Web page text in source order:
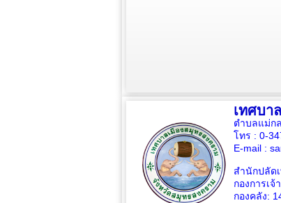
เทศบา
ตำบลแม่ก
โทร : 0-
E-mail :
สำนักปลัด
กองการเ
กองคลัง: